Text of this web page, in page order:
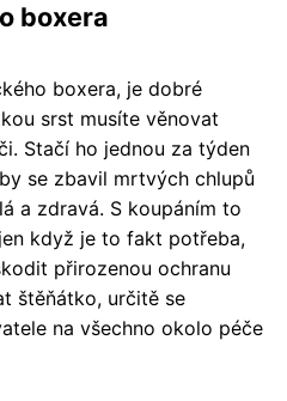
boxera
boxera, je dobré
srst musíte věnovat
Stačí ho jednou za týden
se zbavil mrtvých chlupů
a zdravá. S koupáním to
když je to fakt potřeba,
přirozenou ochranu
štěňátko, určitě se
na všechno okolo péče